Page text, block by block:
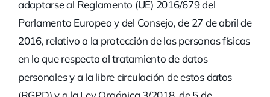
adaptarse al Reglamento (UE) 2016/679 del
Parlamento Europeo y del Consejo, de 27 de abril de
2016, relativo a la protección de las personas físicas
en lo que respecta al tratamiento de datos
personales y a la libre circulación de estos datos